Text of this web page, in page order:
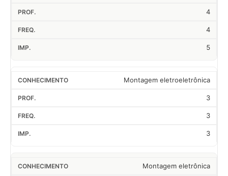
4
4
5
Montagem eletroeletrônica
3
3
3
Montagem eletrônica